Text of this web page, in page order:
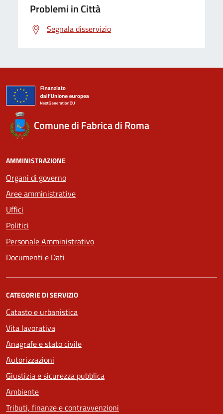
Problemi in Città
Segnala disservizio
Comune di Fabrica di Roma
AMMINISTRAZIONE
Organi di governo
Aree amministrative
Uffici
Politici
Personale Amministrativo
Documenti e Dati
CATEGORIE DI SERVIZIO
Catasto e urbanistica
Vita lavorativa
Anagrafe e stato civile
Autorizzazioni
Giustizia e sicurezza pubblica
Ambiente
Tributi, finanze e contravvenzioni